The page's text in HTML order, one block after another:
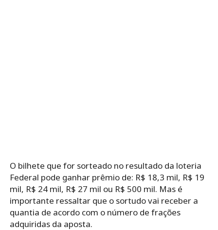
O bilhete que for sorteado no resultado da loteria
Federal pode ganhar prêmio de: R$ 18,3 mil, R$ 19
mil, R$ 24 mil, R$ 27 mil ou R$ 500 mil. Mas é
importante ressaltar que o sortudo vai receber a
quantia de acordo com o número de frações
adquiridas da aposta.